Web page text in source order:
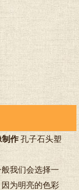
制作孔子石头塑
我们会选择一
为明亮的色彩